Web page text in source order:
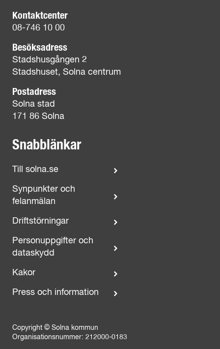
Kontaktcenter
08-746 10 00
Besöksadress
Stadshusgången 2
Stadshuset, Solna centrum
Postadress
Solna stad
171 86 Solna
Snabblänkar
Till solna.se
Synpunkter och
felanmälan
Driftstörningar
Personuppgifter och
dataskydd
Kakor
Press och information
Copyright © Solna kommun
Organisationsnummer: 212000-0183